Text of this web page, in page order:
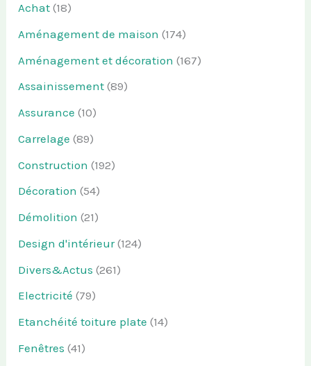
Achat (18)
Aménagement de maison (174)
Aménagement et décoration (167)
Assainissement (89)
Assurance (10)
Carrelage (89)
Construction (192)
Décoration (54)
Démolition (21)
Design d'intérieur(124)
Divers&Actus (261)
Electricité (79)
Etanchéité toiture plate (14)
Fenêtres (41)